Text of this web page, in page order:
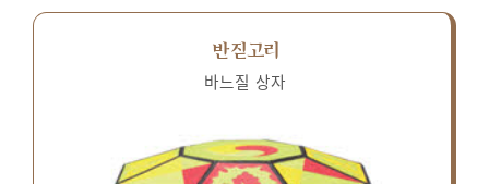
반짇고리
바느질 상자